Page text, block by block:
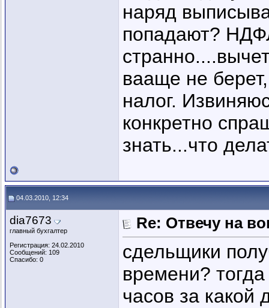
наряд
попадают?
вааще не
налог.
конкретно
знать...что
04.03.2010, 12:34
dia7673
главный бухгалтер
Регистрация: 24.02.2010
Сообщений: 109
Спасибо: 0
Re: Отвечу на
сдельщики
времени?
часов за какой